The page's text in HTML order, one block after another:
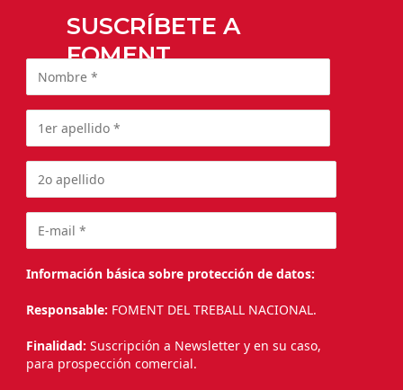
SUSCRÍBETE A
FOMENT
Información básica sobre protección de datos:
Responsable: FOMENT DEL TREBALL NACIONAL.
Finalidad: Suscripción a Newsletter y en su caso,
para prospección comercial.